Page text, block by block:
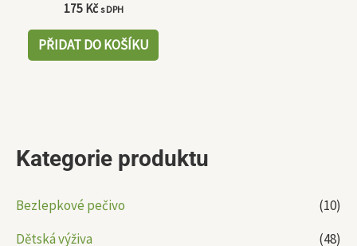
Kategorie produktu
Bezlepkové pečivo
(10)
Dětská výživa
(48)
175 Kč s DPH
PŘIDAT DO KOŠÍKU